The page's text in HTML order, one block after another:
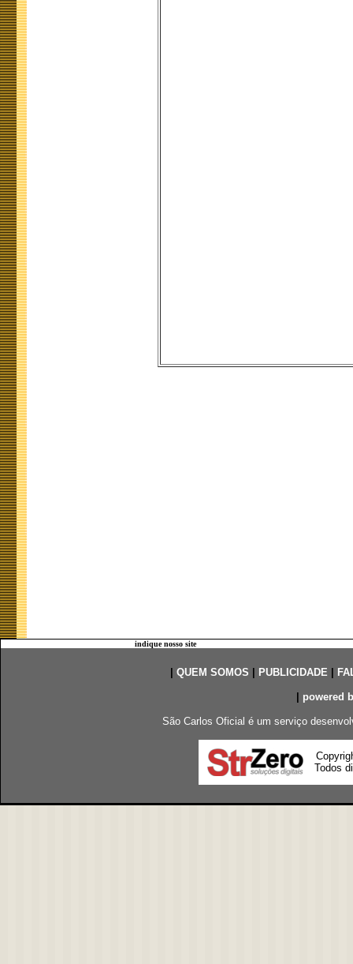
indique nosso site
QUEM SOMOS PUBLICIDADE|
powered
São Carlos Oficial é um serviço
Todos